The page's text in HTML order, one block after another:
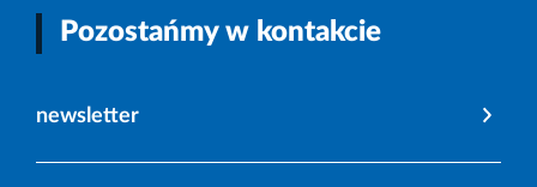
Pozostańmy w kontakcie
newsletter